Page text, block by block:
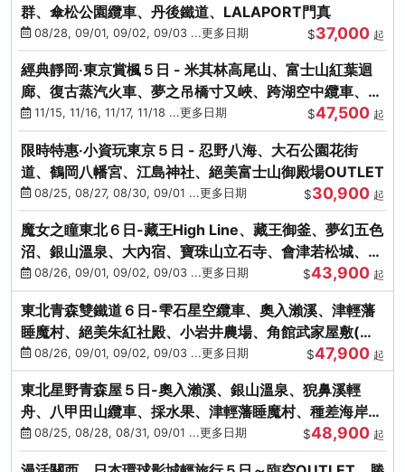
群、傘松公園纜車、丹後鐵道、LALAPORT門真
08/28, 09/01, 09/02, 09/03 ...更多日期 $37,000 起
經典靜岡‧東京賞楓５日 - 米其林高尾山、富士山紅葉迴
廊、復古蒸汽火車、夢之吊橋寸又峽、跨湖空中纜車、抹
茶體驗、三溪園
11/15, 11/16, 11/17, 11/18 ...更多日期 $47,500 起
限時特惠‧小資玩東京５日 - 忍野八海、大石公園花街
道、鶴岡八幡宮、江島神社、絕美富士山御殿場OUTLET
08/25, 08/27, 08/30, 09/01 ...更多日期 $30,900 起
魔女之瞳東北６日-藏王High Line、藏王御釜、夢幻五色
沼、銀山溫泉、大內宿、寶珠山立石寺、會津若松城、燒
肉吃到飽
08/26, 09/01, 09/02, 09/03 ...更多日期 $43,900 起
東北青森雙鐵道６日-雫石星空纜車、奧入瀨溪、津輕藩
睡魔村、絕美朱紅社殿、小岩井農場、角館武家屋敷(不
進免稅店)
08/26, 09/01, 09/02, 09/03 ...更多日期 $47,900 起
東北星野青森屋５日-奧入瀨溪、銀山溫泉、猊鼻溪輕
舟、八甲田山纜車、採水果、津輕藩睡魔村、種差海岸、
法式料理(不進免稅店)
08/25, 08/28, 08/31, 09/01 ...更多日期 $48,900 起